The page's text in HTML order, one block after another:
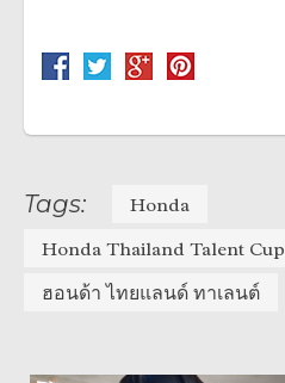
Tags:
Honda
Honda Thailand Talent Cup
ฮอนด้า ไทยแลนด์ ทาเลนต์